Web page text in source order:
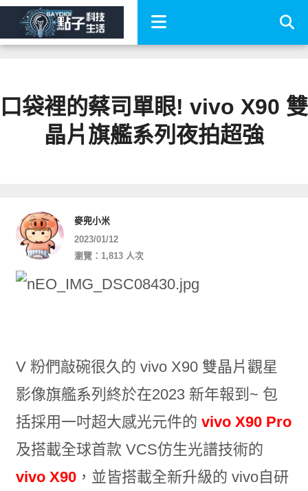
口袋裡的蔡司單眼! vivo X90 雙
晶片旗艦系列夜拍超強
麥兜小米
2023/01/12
瀏覽：1,813 人次
V 粉們敲碗很久的 vivo X90 雙晶片觀星
影像旗艦系列終於在2023 新年報到~ 包
括採用一吋超大感光元件的 vivo X90 Pro
及搭載全球首款 VCS仿生光譜技術的
vivo X90，並皆搭載全新升級的 vivo自研